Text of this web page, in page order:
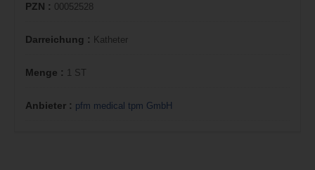
PZN : 00052528
Darreichung : Katheter
Menge : 1 ST
Anbieter : pfm medical tpm GmbH